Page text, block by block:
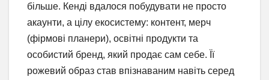
більше. Кенді вдалося побудувати не просто
акаунти, а цілу екосистему: контент, мерч
(фірмові планери), освітні продукти та
особистий бренд, який продає сам себе. Її
рожевий образ став впізнаваним навіть серед